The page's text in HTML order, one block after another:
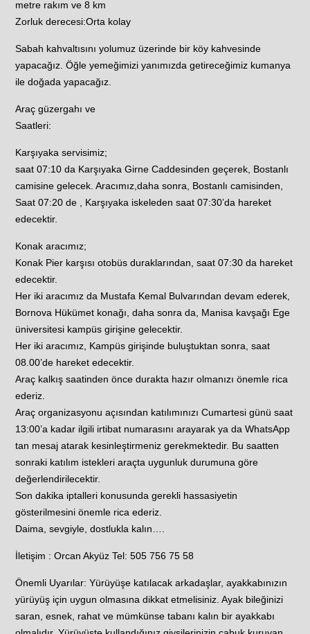
metre rakım ve 8 km
Zorluk derecesi:Orta kolay
Sabah kahvaltısını yolumuz üzerinde bir köy kahvesinde
yapacağız. Öğle yemeğimizi yanımızda getireceğimiz kumanya
ile doğada yapacağız.
Araç güzergahı ve
Saatleri:
Karşıyaka servisimiz;
saat 07:10 da Karşıyaka Girne Caddesinden geçerek, Bostanlı
camisine gelecek. Aracımız,daha sonra, Bostanlı camisinden,
Saat 07:20 de , Karşıyaka iskeleden saat 07:30’da hareket
edecektir.
Konak aracımız;
Konak Pier karşısı otobüs duraklarından, saat 07:30 da hareket
edecektir.
Her iki aracımız da Mustafa Kemal Bulvarından devam ederek,
Bornova Hükümet konağı, daha sonra da, Manisa kavşağı Ege
üniversitesi kampüs girişine gelecektir.
Her iki aracımız, Kampüs girişinde buluştuktan sonra, saat
08.00’de hareket edecektir.
Araç kalkış saatinden önce durakta hazır olmanızı önemle rica
ederiz.
Araç organizasyonu açısından katılımınızı Cumartesi günü saat
13:00’a kadar ilgili irtibat numarasını arayarak ya da WhatsApp
tan mesaj atarak kesinleştirmeniz gerekmektedir. Bu saatten
sonraki katılım istekleri araçta uygunluk durumuna göre
değerlendirilecektir.
Son dakika iptalleri konusunda gerekli hassasiyetin
gösterilmesini önemle rica ederiz.
Daima, sevgiyle, dostlukla kalın….
İletişim : Orcan Akyüz Tel: 505 756 75 58
Önemli Uyarılar: Yürüyüşe katılacak arkadaşlar, ayakkabınızın
yürüyüş için uygun olmasına dikkat etmelisiniz. Ayak bileğinizi
saran, esnek, rahat ve mümkünse tabanı kalın bir ayakkabı